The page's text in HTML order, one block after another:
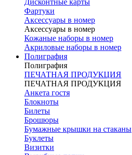
Дисконтные карты
Фартуки
Аксессуары в номер
Аксессуары в номер
Кожаные наборы в номер
Акриловые наборы в номер
Полиграфия
Полиграфия
ПЕЧАТНАЯ ПРОДУКЦИЯ
ПЕЧАТНАЯ ПРОДУКЦИЯ
Анкета гостя
Блокноты
Билеты
Брошюры
Бумажные крышки на стаканы
Буклеты
Визитки